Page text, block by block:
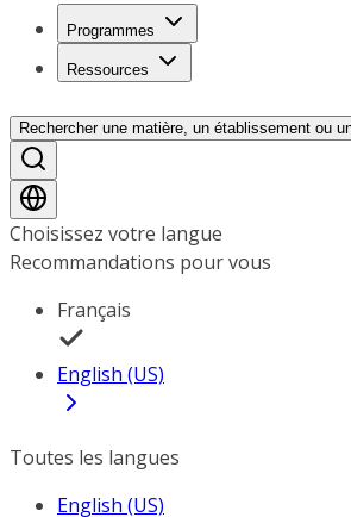
Programmes
Ressources
Rechercher une matière, un établissement ou
Choisissez votre langue
Recommandations pour vous
Français
English (US)
Toutes les langues
English (US)